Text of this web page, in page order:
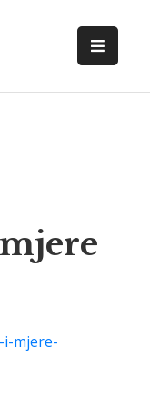
mjere-